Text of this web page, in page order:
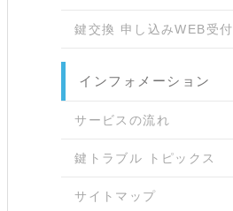
鍵交換 申し込みWEB受付
インフォメーション
サービスの流れ
鍵トラブル トピックス
サイトマップ